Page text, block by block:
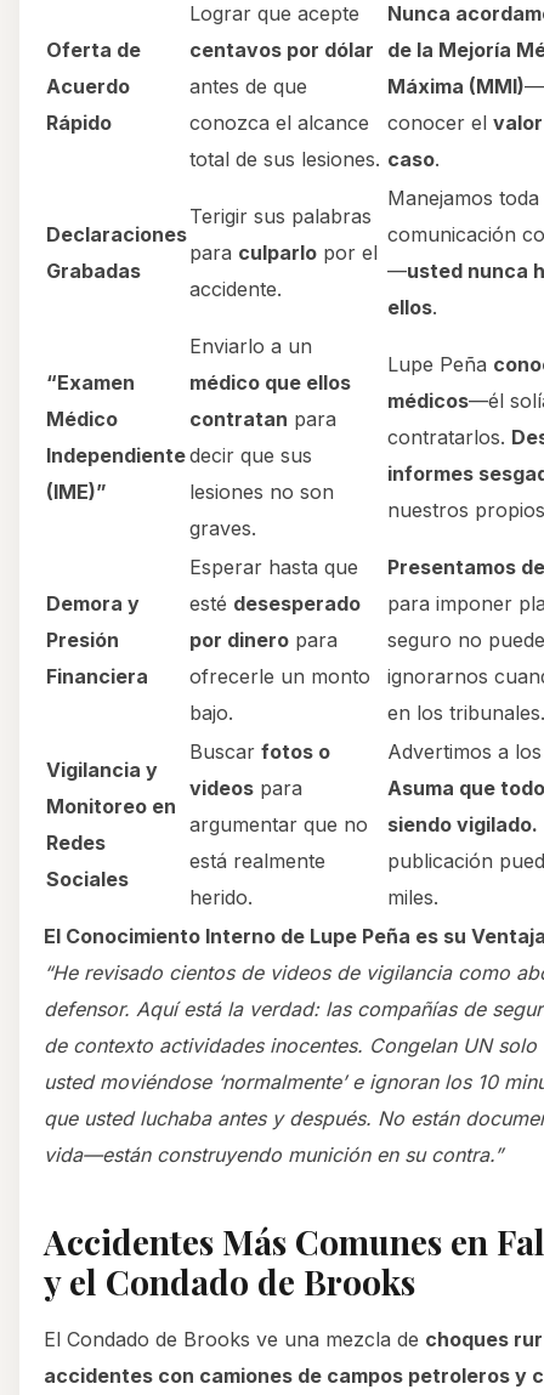
Oferta de
Acuerdo
Rápido
Lograr que acepte
centavos por dólar
antes de que
conozca el alcance
total de sus lesiones.
Nunca
de la Mejoría
Máxima (MMI)
conocer el
caso.
Declaraciones
Grabadas
Terigir sus palabras
para culparlo por el
accidente.
Manejamos toda
comunicación
—usted nunca
ellos.
“Examen
Médico
Independiente
(IME)”
Enviarlo a un
médico que ellos
contratan para
decir que sus
lesiones no son
graves.
Lupe Peña
médicos—él
contratarlos.
informes
nuestros
Demora y
Presión
Financiera
Esperar hasta que
esté desesperado
por dinero para
ofrecerle un monto
bajo.
Presentamos
para imponer
seguro no puede
ignorarnos
en los tribunales.
Vigilancia y
Monitoreo en
Redes
Sociales
Buscar fotos o
videos para
argumentar que no
está realmente
herido.
Advertimos a
Asuma que
siendo vigilado.
publicación
miles.
El Conocimiento Interno de Lupe Peña es su
“He revisado cientos de videos de vigilancia como
defensor. Aquí está la verdad: las compañías de
de contexto actividades inocentes. Congelan UN
usted moviéndose ‘normalmente’ e ignoran los 10
que usted luchaba antes y después. No están
vida—están construyendo munición en su contra.”
Accidentes Más Comunes en
y el Condado de Brooks
El Condado de Brooks ve una mezcla de choques
accidentes con camiones de campos petroleros y